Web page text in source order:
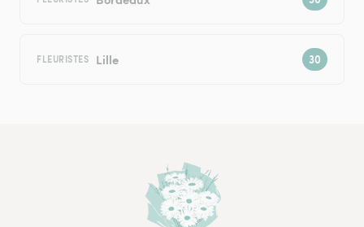
FLEURISTES Lille